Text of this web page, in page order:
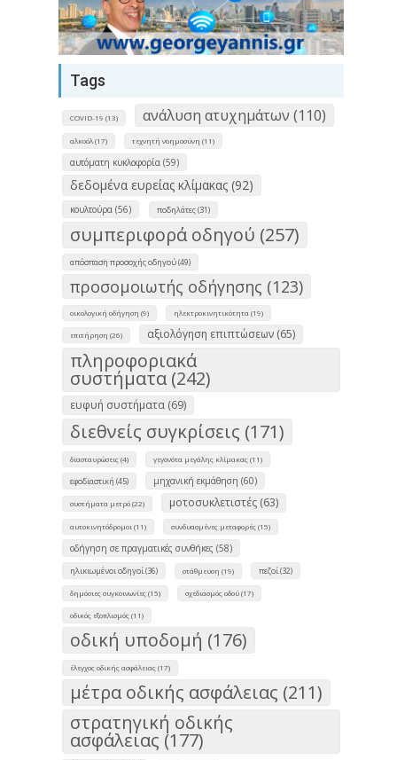
Tags
COVID-19 (13) ανάλυση ατυχημάτων (110)
αλκοόλ (17) τεχνητή νοημοσύνη (11)
αυτόματη κυκλοφορία (59)
δεδομένα ευρείας κλίμακας (92)
κουλτούρα (56) ποδηλάτες (31)
συμπεριφορά οδηγού (257)
απόσπαση προσοχής οδηγού (49)
προσομοιωτής οδήγησης (123)
οικολογική οδήγηση (9) ηλεκτροκινητικότητα (19)
επιτήρηση (26) αξιολόγηση επιπτώσεων (65)
πληροφοριακά
συστήματα (242)
ευφυή συστήματα (69)
διεθνείς συγκρίσεις (171)
διασταυρώσεις (4) γεγονότα μεγάλης κλίμακας (11)
εφοδιαστική (45) μηχανική εκμάθηση (60)
συστήματα μετρό (22) μοτοσυκλετιστές (63)
αυτοκινητόδρομοι (11) συνδυασμένες μεταφορές (15)
οδήγηση σε πραγματικές συνθήκες (58)
ηλικιωμένοι οδηγοί (36) στάθμευση (19) πεζοί (32)
δημόσιες συγκοινωνίες (15) σχεδιασμός οδού (17)
οδικός εξοπλισμός (11)
οδική υποδομή (176)
έλεγχος οδικής ασφάλειας (17)
μέτρα οδικής ασφάλειας (211)
στρατηγική οδικής
ασφάλειας (177)